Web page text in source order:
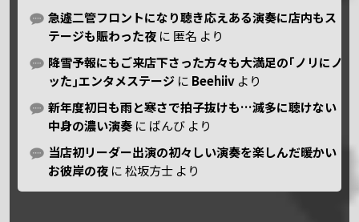
急遽二管フロントになり聴き応えある演奏に店内もス
テージも賑わった夜 に 匿名 より
降雪予報にもご来店下さった方々も大満足の｢ノリにノ
ッた｣エンタメステージ に Beehiiv より
新年度初日も雨と寒さで拍子抜けも…滅多に聴けない
中身の濃い演奏 に ばんび より
当店初リーダー出演の初々しい演奏を楽しんだ暖かい
お彼岸の夜 に松坂方士 より